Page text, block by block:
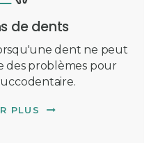
de dents
dent ne peut
des problèmes pour
PLUS